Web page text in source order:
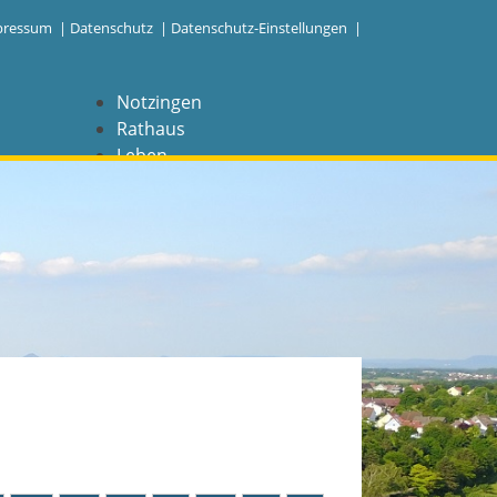
| Datenschutz | Datenschutz-Einstellungen |
Notzingen
Rathaus
Leben
NAVIGATION